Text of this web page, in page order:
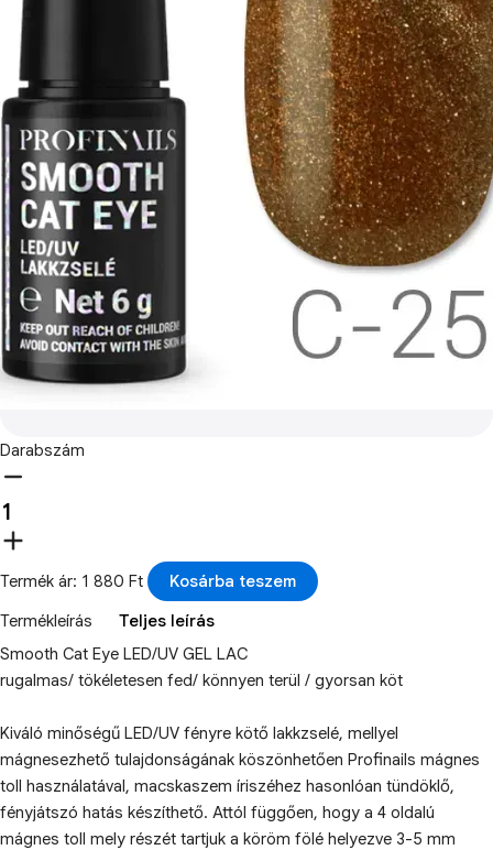
Darabszám
Termék ár: 1 880 Ft
Kosárba teszem
Termékleírás
Teljes leírás
Smooth Cat Eye LED/UV GEL LAC
rugalmas/ tökéletesen fed/ könnyen terül / gyorsan köt
Kiváló minőségű LED/UV fényre kötő lakkzselé, mellyel
mágnesezhető tulajdonságának köszönhetően Profinails mágnes
toll használatával, macskaszem íriszéhez hasonlóan tündöklő,
fényjátszó hatás készíthető. Attól függően, hogy a 4 oldalú
mágnes toll mely részét tartjuk a köröm fölé helyezve 3-5 mm